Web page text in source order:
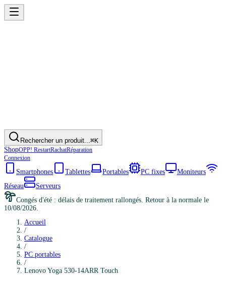
Rechercher un produit...⌘K
ShopOPP! RestartRachatRéparation
Connexion
Smartphones Tablettes Portables PC fixes
Moniteurs
Réseau
Serveurs
Congés d'été : délais de traitement rallongés. Retour à la normale le
10/08/2026.
Accueil
/
Catalogue
/
PC portables
/
Lenovo Yoga 530-14ARR Touch